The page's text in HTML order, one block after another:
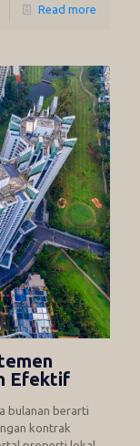
Read more
Efektif
bulanan berarti
kontrak